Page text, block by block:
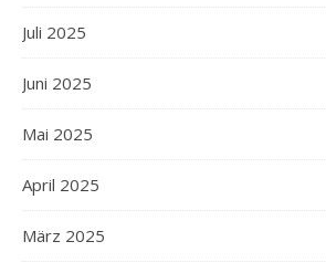
Juli 2025
Juni 2025
Mai 2025
April 2025
März 2025